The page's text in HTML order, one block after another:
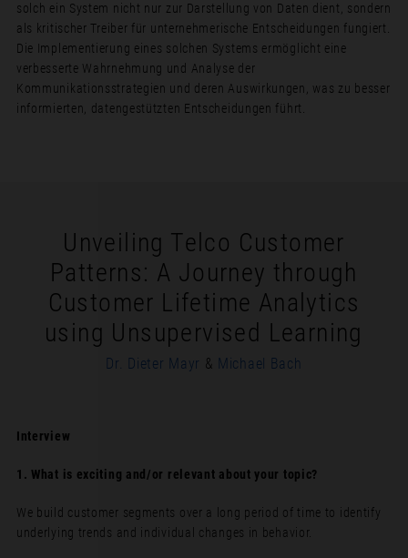
solch ein System nicht nur zur Darstellung von Daten dient, sondern
als kritischer Treiber für unternehmerische Entscheidungen fungiert.
Die Implementierung eines solchen Systems ermöglicht eine
verbesserte Wahrnehmung und Analyse der
Kommunikationsstrategien und deren Auswirkungen, was zu besser
informierten, datengestützten Entscheidungen führt.
Unveiling Telco Customer
Patterns: A Journey through
Customer Lifetime Analytics
using Unsupervised Learning
Dr. Dieter Mayr & Michael Bach
Interview
1. What is exciting and/or relevant about your topic?
We build customer segments over a long period of time to identify
underlying trends and individual changes in behavior.